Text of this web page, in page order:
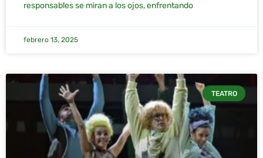
responsables se miran a los ojos, enfrentando
febrero 13, 2025
TEATRO